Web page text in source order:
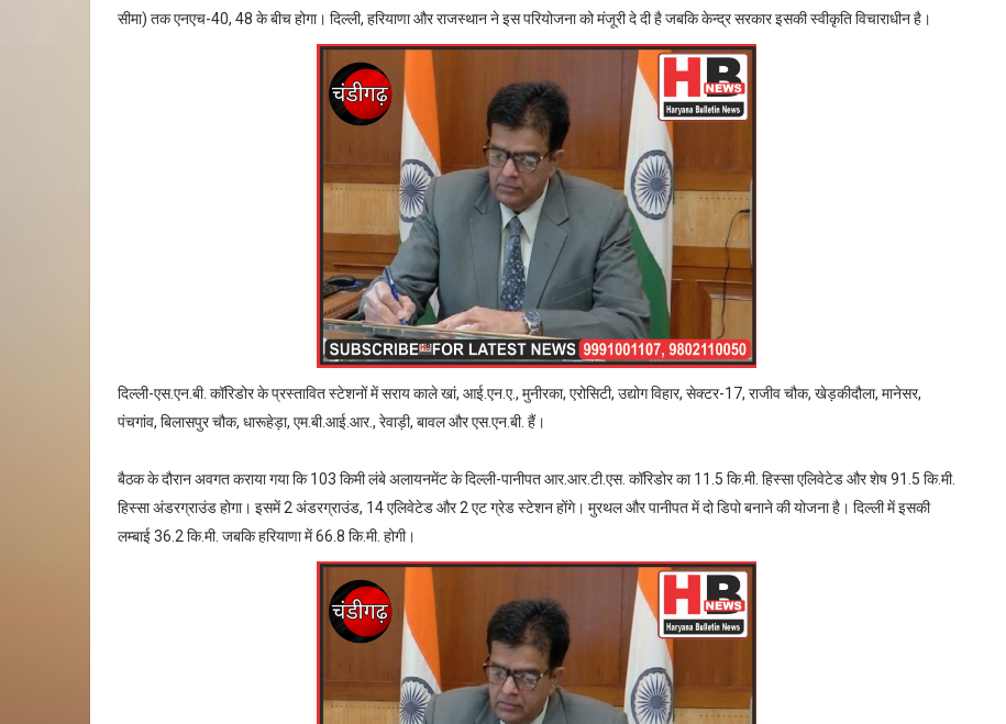
सीमा) तक एनएच-40, 48 के बीच होगा। दिल्ली, हरियाणा और राजस्थान ने इस परियोजना को मंजूरी दे दी है जबकि केन्द्र सरकार इसकी स्वीकृति विचाराधीन है।
दिल्ली-एस.एन.बी. कॉरिडोर के प्रस्तावित स्टेशनों में सराय काले खां, आई.एन.ए., मुनीरका, एरोसिटी, उद्योग विहार, सेक्टर-17, राजीव चौक, खेड़कीदौला, मानेसर,
पंचगांव, बिलासपुर चौक, धारूहेड़ा, एम.बी.आई.आर., रेवाड़ी, बावल और एस.एन.बी. हैं।
बैठक के दौरान अवगत कराया गया कि 103 किमी लंबे अलायनमेंट के दिल्ली-पानीपत आर.आर.टी.एस. कॉरिडोर का 11.5 कि.मी. हिस्सा एलिवेटेड और शेष 91.5 कि.मी.
हिस्सा अंडरग्राउंड होगा। इसमें 2 अंडरग्राउंड, 14 एलिवेटेड और 2 एट ग्रेड स्टेशन होंगे। मुरथल और पानीपत में दो डिपो बनाने की योजना है। दिल्ली में इसकी
लम्बाई 36.2 कि.मी. जबकि हरियाणा में 66.8 कि.मी. होगी।